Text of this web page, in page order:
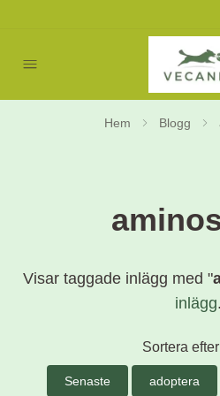
Hem Blogg
Visar taggade inlägg med "
inlägg.
Sortera
Senaste adoptera